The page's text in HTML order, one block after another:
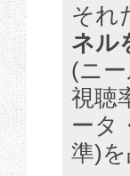
それ
ネル
(ニ
視聴
ータ
準)